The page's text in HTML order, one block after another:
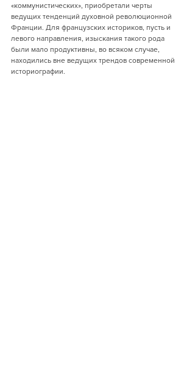
«коммунистических», приобретали черты
ведущих тенденций духовной революционной
Франции. Для французских историков, пусть и
левого направления, изыскания такого рода
были мало продуктивны, во всяком случае,
находились вне ведущих трендов современной
историографии.